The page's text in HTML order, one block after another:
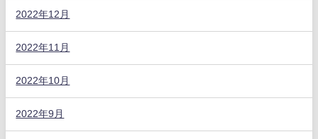
2022年12月
2022年11月
2022年10月
2022年9月